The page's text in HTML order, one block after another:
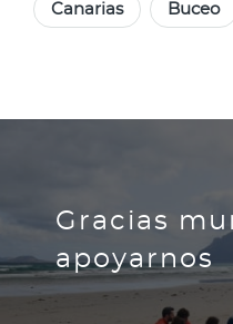
Canarias Buceo
Gracias
apoyarnos